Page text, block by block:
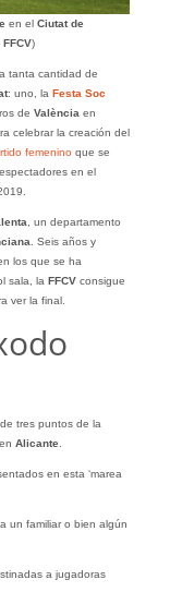
en el Ciutat de
FFCV)
tanta cantidad de
: uno, la Festa Soc
de Valènciaen
celebrar la creación del
femenino que se
en el
, un departamento
. Seis años y
los que se ha
sala, la FFCVconsigue
ver la final.
tres puntos de la
Alicante.
en esta ‘marea
un familiar o bien algún
a jugadoras